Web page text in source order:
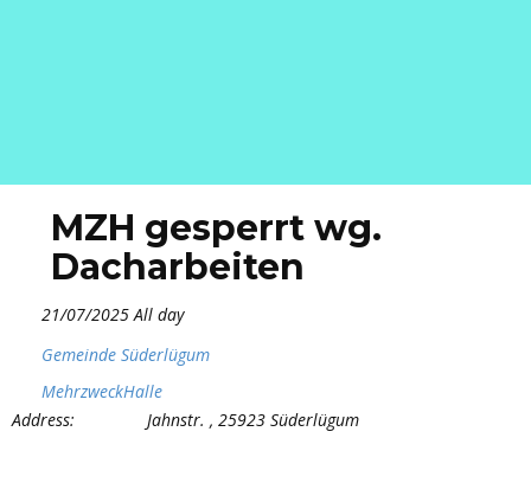
MZH gesperrt wg.
Dacharbeiten
21/07/2025 All day
Gemeinde Süderlügum
MehrzweckHalle
Address:
Jahnstr. , 25923 Süderlügum